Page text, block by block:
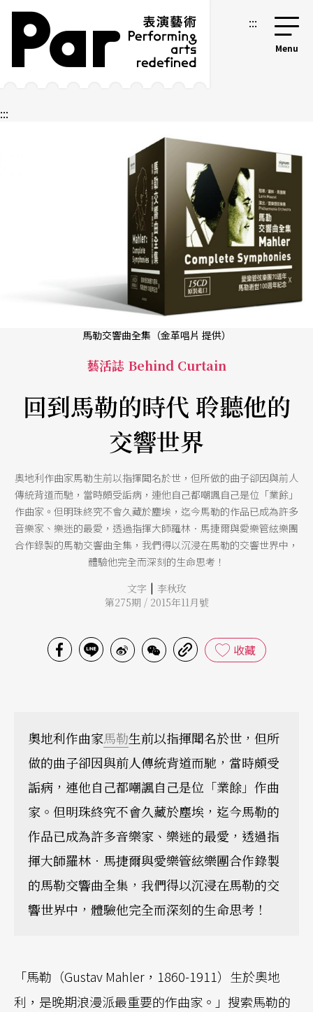
跳到主要內容區塊
網站導覽 :::
:::
馬勒交響曲全集（金革唱片 提供）
藝活誌 Behind Curtain
回到馬勒的時代 聆聽他的
交響世界
奧地利作曲家馬勒生前以指揮聞名於世，但所做的曲子卻因與前人
傳統背道而馳，當時頗受詬病，連他自己都嘲諷自己是位「業餘」
作曲家。但明珠終究不會久藏於塵埃，迄今馬勒的作品已成為許多
音樂家、樂迷的最愛，透過指揮大師羅林．馬捷爾與愛樂管絃樂團
合作錄製的馬勒交響曲全集，我們得以沉浸在馬勒的交響世界中，
體驗他完全而深刻的生命思考！
文字 | 李秋玫
第275期 / 2015年11月號
收藏
奧地利作曲家馬勒生前以指揮聞名於世，但所
做的曲子卻因與前人傳統背道而馳，當時頗受
詬病，連他自己都嘲諷自己是位「業餘」作曲
家。但明珠終究不會久藏於塵埃，迄今馬勒的
作品已成為許多音樂家、樂迷的最愛，透過指
揮大師羅林．馬捷爾與愛樂管絃樂團合作錄製
的馬勒交響曲全集，我們得以沉浸在馬勒的交
響世界中，體驗他完全而深刻的生命思考！
「馬勒（Gustav Mahler，1860-1911）生於奧地
利，是晚期浪漫派最重要的作曲家。」搜索馬勒的